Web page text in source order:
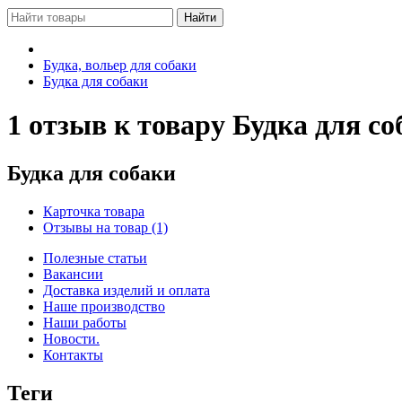
Будка, вольер для собаки
Будка для собаки
1 отзыв к товару Будка для
Будка для собаки
Карточка товара
Отзывы на товар (1)
Полезные статьи
Вакансии
Доставка изделий и оплата
Наше производство
Наши работы
Новости.
Контакты
Теги